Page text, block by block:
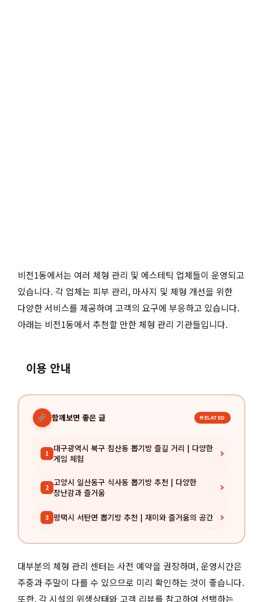
비전1동에서는 여러 체형 관리 및 에스테틱 업체들이 운영되고
있습니다. 각 업체는 피부 관리, 마사지 및 체형 개선을 위한
다양한 서비스를 제공하여 고객의 요구에 부응하고 있습니다.
아래는 비전1동에서 추천할 만한 체형 관리 기관들입니다.
이용 안내
함께보면 좋은 글 RELATED
1 대구광역시 북구 침산동 뽑기방 즐길 거리 | 다양한
게임 체험
2 고양시 일산동구 식사동 뽑기방 추천 | 다양한
장난감과 즐거움
3 평택시 서탄면 뽑기방 추천 | 재미와 즐거움의 공간
대부분의 체형 관리 센터는 사전 예약을 권장하며, 운영시간은
주중과 주말이 다를 수 있으므로 미리 확인하는 것이 좋습니다.
또한, 각 시설의 위생상태와 고객 리뷰를 참고하여 선택하는